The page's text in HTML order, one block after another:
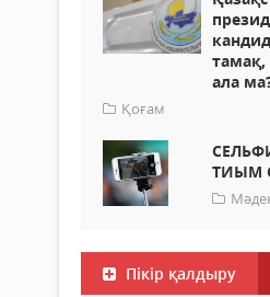
тамақ,
ала
Қоғам
ТИЫМ
Пікір қалдыру